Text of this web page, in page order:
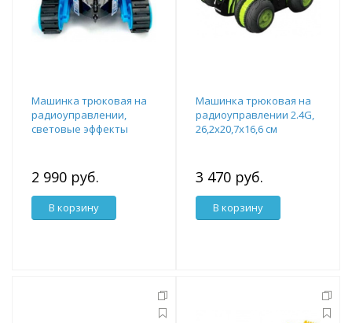
Машинка трюковая на
радиоуправлении,
световые эффекты
2 990 руб.
В корзину
Машинка трюковая на
радиоуправлении 2.4G,
26,2х20,7х16,6 см
3 470 руб.
В корзину